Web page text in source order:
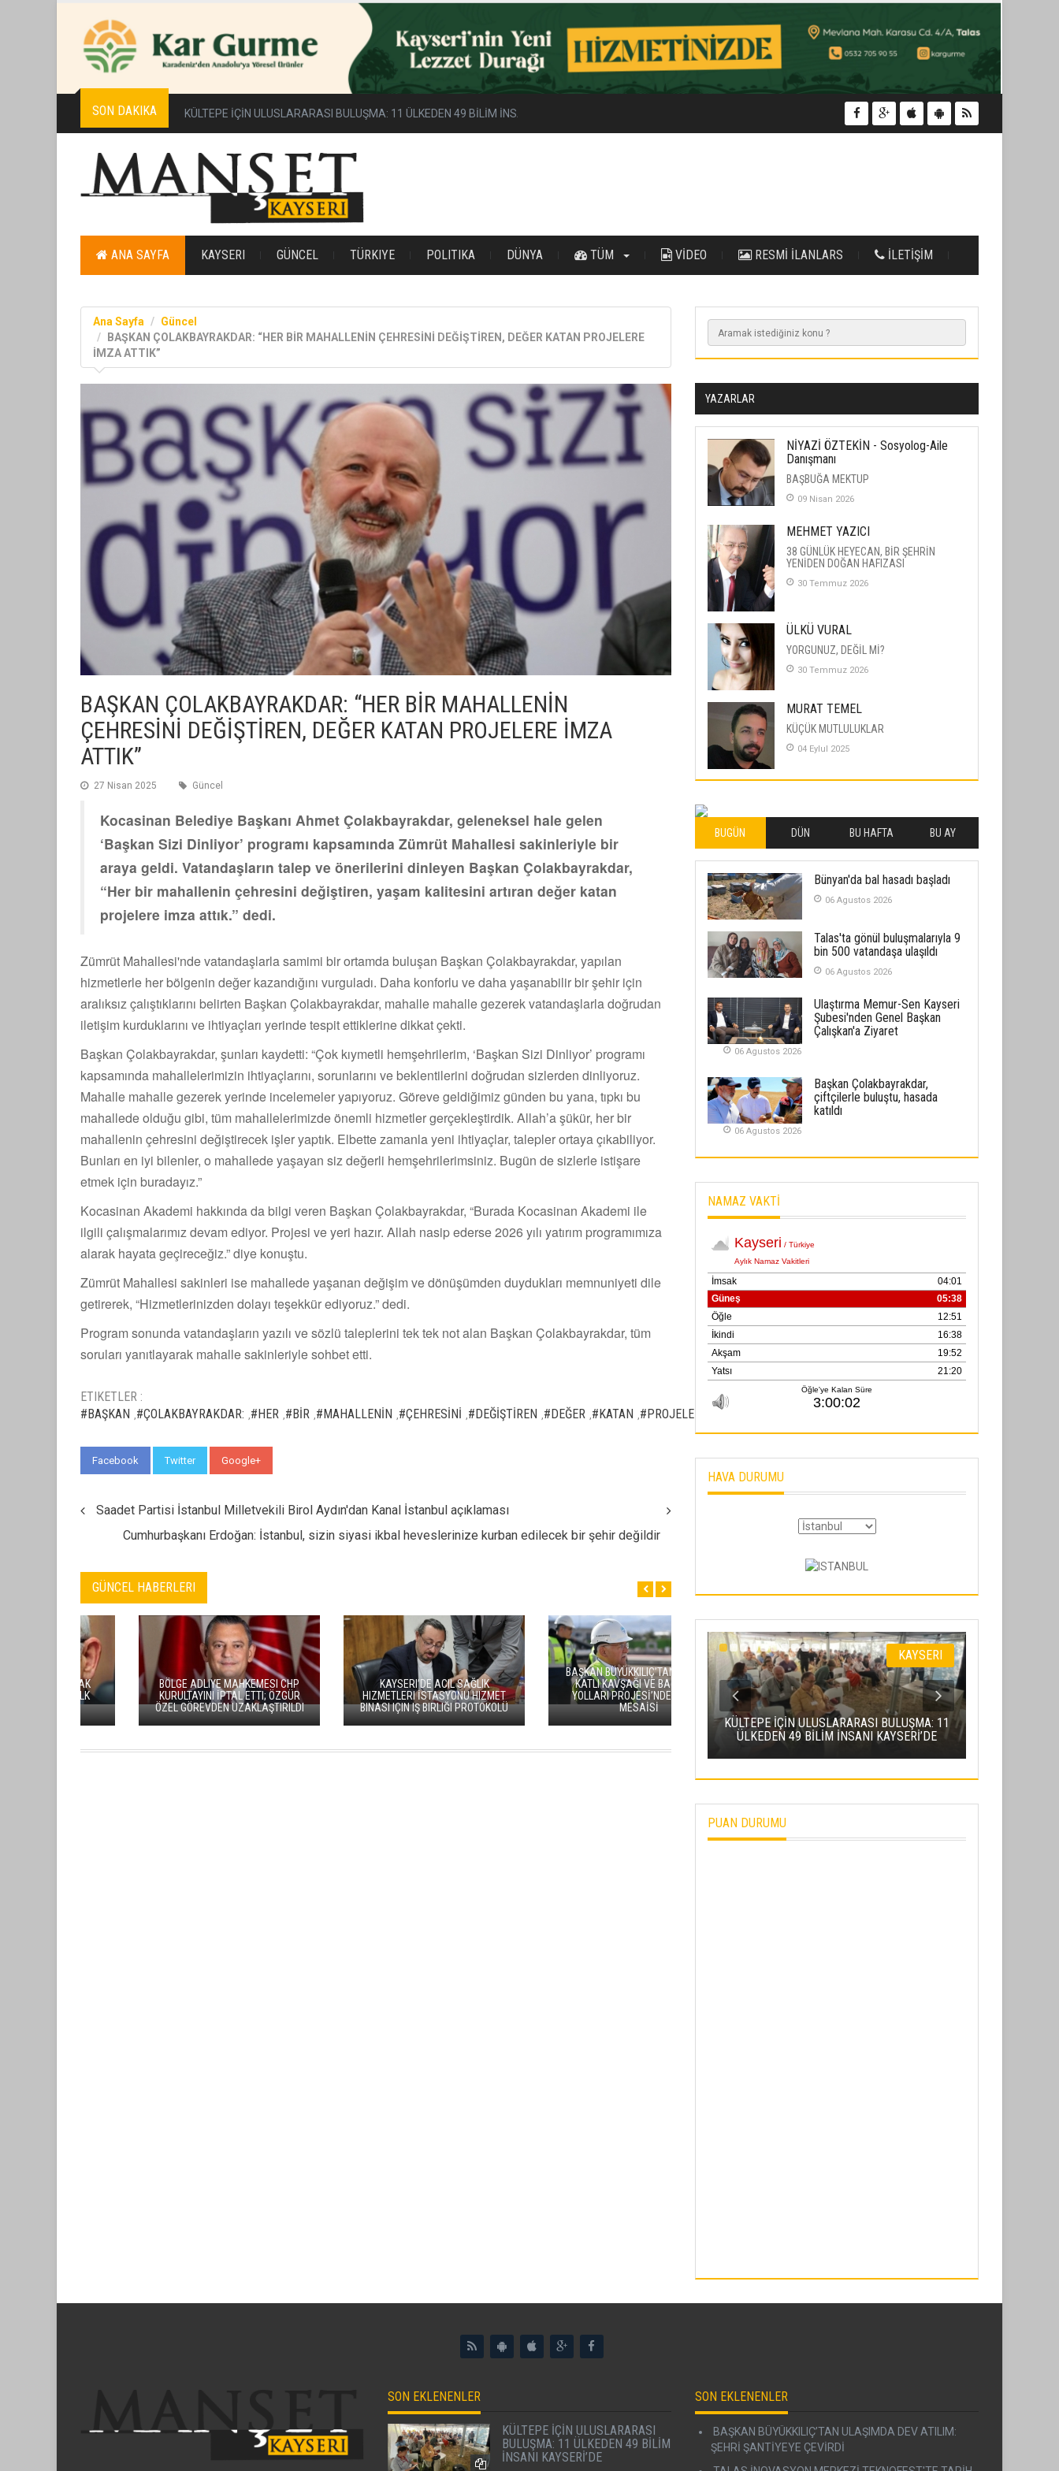
SON DAKIKA KÜLTEPE İÇİN ULUSLARARASI BULUŞMA: 11 ÜLKEDEN 49 BİLİM İNSANI KAYSERİ’DE
ANA SAYFA KAYSERI GÜNCEL TÜRKIYE POLITIKA DÜNYA TÜM VİDEO RESMİ İLANLARS İLETİŞİM
Ana Sayfa
Güncel
BAŞKAN ÇOLAKBAYRAKDAR: “HER BİR MAHALLENİN ÇEHRESİNİ DEĞİŞTİREN, DEĞER KATAN PROJELERE
İMZA ATTIK”
BAŞKAN ÇOLAKBAYRAKDAR: “HER BİR MAHALLENİN
ÇEHRESİNİ DEĞİŞTİREN, DEĞER KATAN PROJELERE İMZA
ATTIK”
27 Nisan 2025 Güncel
Kocasinan Belediye Başkanı Ahmet Çolakbayrakdar, geleneksel hale gelen
‘Başkan Sizi Dinliyor’ programı kapsamında Zümrüt Mahallesi sakinleriyle bir
araya geldi. Vatandaşların talep ve önerilerini dinleyen Başkan Çolakbayrakdar,
“Her bir mahallenin çehresini değiştiren, yaşam kalitesini artıran değer katan
projelere imza attık.” dedi.
Zümrüt Mahallesi'nde vatandaşlarla samimi bir ortamda buluşan Başkan Çolakbayrakdar, yapılan
hizmetlerle her bölgenin değer kazandığını vurguladı. Daha konforlu ve daha yaşanabilir bir şehir için
aralıksız çalıştıklarını belirten Başkan Çolakbayrakdar, mahalle mahalle gezerek vatandaşlarla doğrudan
iletişim kurduklarını ve ihtiyaçları yerinde tespit ettiklerine dikkat çekti.
Başkan Çolakbayrakdar, şunları kaydetti: “Çok kıymetli hemşehrilerim, ‘Başkan Sizi Dinliyor’ programı
kapsamında mahallelerimizin ihtiyaçlarını, sorunlarını ve beklentilerini doğrudan sizlerden dinliyoruz.
Mahalle mahalle gezerek yerinde incelemeler yapıyoruz. Göreve geldiğimiz günden bu yana, tıpkı bu
mahallede olduğu gibi, tüm mahallelerimizde önemli hizmetler gerçekleştirdik. Allah’a şükür, her bir
mahallenin çehresini değiştirecek işler yaptık. Elbette zamanla yeni ihtiyaçlar, talepler ortaya çıkabiliyor.
Bunları en iyi bilenler, o mahallede yaşayan siz değerli hemşehrilerimsiniz. Bugün de sizlerle istişare
etmek için buradayız.”
Kocasinan Akademi hakkında da bilgi veren Başkan Çolakbayrakdar, “Burada Kocasinan Akademi ile
ilgili çalışmalarımız devam ediyor. Projesi ve yeri hazır. Allah nasip ederse 2026 yılı yatırım programımıza
alarak hayata geçireceğiz.” diye konuştu.
Zümrüt Mahallesi sakinleri ise mahallede yaşanan değişim ve dönüşümden duydukları memnuniyeti dile
getirerek, “Hizmetlerinizden dolayı teşekkür ediyoruz.” dedi.
Program sonunda vatandaşların yazılı ve sözlü taleplerini tek tek not alan Başkan Çolakbayrakdar, tüm
soruları yanıtlayarak mahalle sakinleriyle sohbet etti.
ETIKETLER :
#BAŞKAN #ÇOLAKBAYRAKDAR: #HER #BİR #MAHALLENİN #ÇEHRESİNİ #DEĞİŞTİREN #DEĞER #KATAN #PROJELERE #İMZA
Facebook Twitter Google+
Saadet Partisi İstanbul Milletvekili Birol Aydın'dan Kanal İstanbul açıklaması
Cumhurbaşkanı Erdoğan: İstanbul, sizin siyasi ikbal heveslerinize kurban edilecek bir şehir değildir
GÜNCEL HABERLERI
BÖLGE ADLIYE MAHKEMESI CHP
KURULTAYINI İPTAL ETTI; ÖZGÜR
ÖZEL GÖREVDEN UZAKLAŞTIRILDI
KAYSERI’DE ACIL SAĞLIK
HIZMETLERI İSTASYONU HIZMET
BINASI IÇIN IŞ BIRLIĞI PROTOKOLÜ
BAŞKAN BÜYÜKKILIÇ’TAN KARTAL
KATLI KAVŞAĞI VE BAĞLANTI
YOLLARI PROJESİ’NDE PAZAR
MESAİSİ
YAZARLAR
NİYAZİ ÖZTEKİN - Sosyolog-Aile
Danışmanı
BAŞBUĞA MEKTUP
09 Nisan 2026
MEHMET YAZICI
38 GÜNLÜK HEYECAN, BİR ŞEHRİN
YENİDEN DOĞAN HAFIZASI
30 Temmuz 2026
ÜLKÜ VURAL
YORGUNUZ, DEĞİL Mİ?
30 Temmuz 2026
MURAT TEMEL
KÜÇÜK MUTLULUKLAR
04 Eylul 2025
26 Subat 2026
METİN ERTEM
YENİ HİCRİ YIL VE ÜLKEMİZDE
YAŞANANLAR!
21 Haziran 2026
SEMRA ŞAHİN
KENDİNE UYANMAK
Merve Şimşek
İlgi Alanlarımız ve Biz
SABAHATTİN SÜRMEN
Kayserispor, Rizespor’la Nihayet 3
01 Mayis 2026
BUGÜN DÜN BU HAFTA BU AY
Bünyan'da bal hasadı başladı
06 Agustos 2026
Talas'ta gönül buluşmalarıyla 9
bin 500 vatandaşa ulaşıldı
06 Agustos 2026
Ulaştırma Memur-Sen Kayseri
Şubesi'nden Genel Başkan
Çalışkan'a Ziyaret
06 Agustos 2026
Başkan Çolakbayrakdar,
çiftçilerle buluştu, hasada
katıldı
06 Agustos 2026
NAMAZ VAKTİ
HAVA DURUMU
KAYSERI
ULAŞTIRMA MEMUR-SEN KAYSERI
ŞUBESI'NDEN GENEL BAŞKAN ÇALIŞKAN'A
KAYSERI
KÜLTEPE İÇİN ULUSLARARASI BULUŞMA: 11
ÜLKEDEN 49 BİLİM İNSANI KAYSERİ’DE
PUAN DURUMU
SON EKLENENLER
KÜLTEPE İÇİN ULUSLARARASI
BULUŞMA: 11 ÜLKEDEN 49 BİLİM
İNSANI KAYSERİ’DE
SON EKLENENLER
BAŞKAN BÜYÜKKILIÇ’TAN ULAŞIMDA DEV ATILIM:
ŞEHRİ ŞANTİYEYE ÇEVİRDİ